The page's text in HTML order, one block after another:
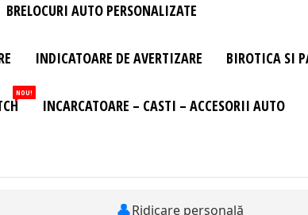
BRELOCURI AUTO PERSONALIZATE
INDICATOARE DE AVERTIZARE BIROTICA SI
NOU!
INCARCATOARE – CASTI – ACCESORII AUTO
👤Ridicare personală